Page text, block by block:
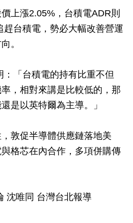
上漲2.05%，台積電ADR則
趕台積電，勢必大幅改善營運
。
「台積電的持有比重不但
，相對來講是比較低的，那
是以英特爾為主導。」
敦促半導體供應鏈落地美
格芯在內合作，多項併購傳
沈唯同 台灣台北報導